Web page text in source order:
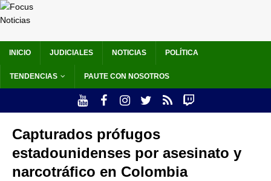
INICIO JUDICIALES NOTICIAS POLÍTICA
TENDENCIAS PAUTE CON NOSOTROS
Capturados prófugos
estadounidenses por asesinato y
narcotráfico en Colombia